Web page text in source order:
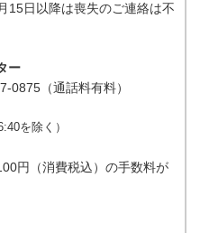
15日以降は喪失のご連絡は不
ー
0875（通話料有料）
を除く）
円（消費税込）の手数料が